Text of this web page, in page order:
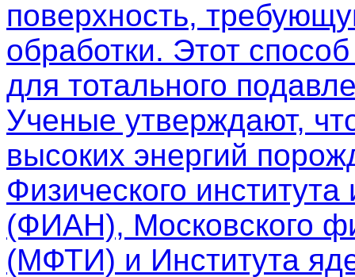
поверхность,
обработки. Этот
для тотального
Ученые утверждают,
высоких энергий
Физического
(ФИАН), Московского
(МФТИ) и Института